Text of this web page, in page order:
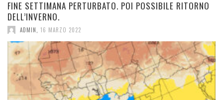
FINE SETTIMANA PERTURBATO. POI POSSIBILE RITORNO
DELL’INVERNO.
ADMIN 16 MARZO 2022